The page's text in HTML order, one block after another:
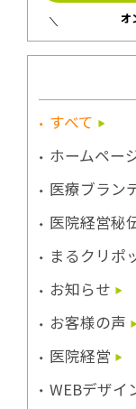
オ
すべて
ホームペー
医療ブラン
医院経営秘
まるクリポ
お知らせ
お客様の声
医院経営
WEBデザイ